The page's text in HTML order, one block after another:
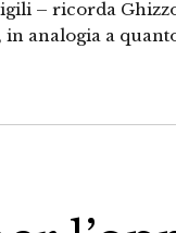
– ricorda
in analogia a